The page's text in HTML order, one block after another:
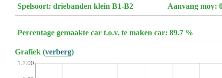
Spelsoort: driebanden klein B1-B2 Aanvang moy:
Percentage gemaakte car t.o.v. te maken car: 89.7 %
Grafiek (verberg)